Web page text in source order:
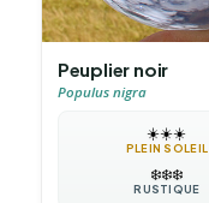
Peuplier noir
Populus nigra
☀️☀️☀️
PLEIN SOLEIL
❄️❄️❄️
RUSTIQUE